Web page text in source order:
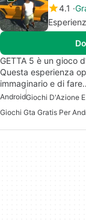
4.1
GETTA 5 è un gioco
Questa esperienza
immaginario e di
Android
Giochi Gta Gratis Per